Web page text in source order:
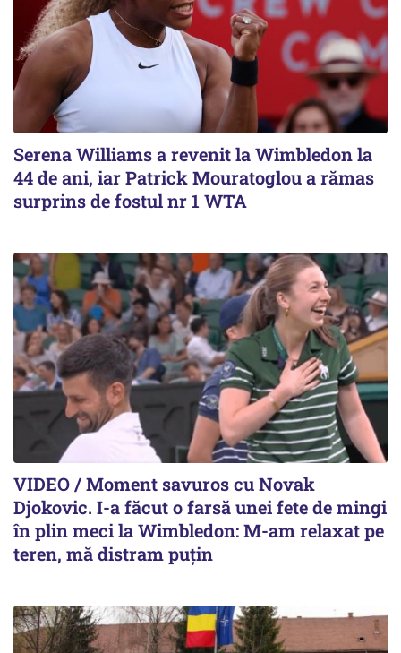
Serena Williams a revenit la Wimbledon la
44 de ani, iar Patrick Mouratoglou a rămas
surprins de fostul nr 1 WTA
VIDEO / Moment savuros cu Novak
Djokovic. I-a făcut o farsă unei fete de mingi
în plin meci la Wimbledon: M-am relaxat pe
teren, mă distram puțin